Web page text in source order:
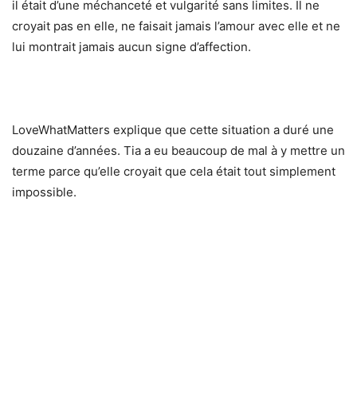
il était d’une méchanceté et vulgarité sans limites. Il ne
croyait pas en elle, ne faisait jamais l’amour avec elle et ne
lui montrait jamais aucun signe d’affection.
LoveWhatMatters explique que cette situation a duré une
douzaine d’années. Tia a eu beaucoup de mal à y mettre un
terme parce qu’elle croyait que cela était tout simplement
impossible.